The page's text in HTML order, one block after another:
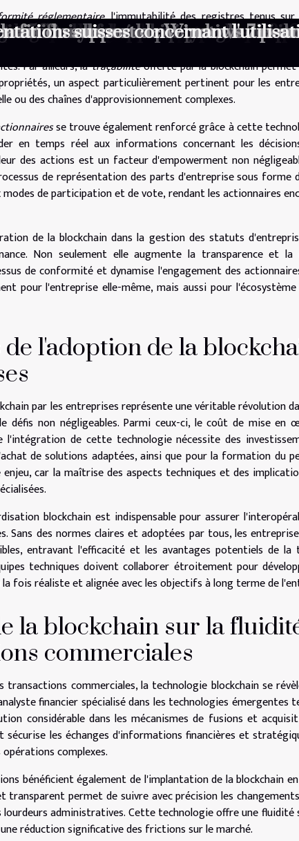
réglementaire, l'immutabilité des registres tenus
peuvent démontrer leur adhérence aux différentes
Ceci simplifie grandement les processus d'audit et
Par ailleurs, latraçabilitéofferte par la blockchain
un aspect particulièrement pertinent pour les
ou des chaînes d'approvisionnement complexes.
se trouve également renforcé grâce à cette
en temps réel aux informations concernant les
des actions est un facteur d'empowerment non
de représentation des parts d'entreprise sous forme
de participation et de vote, rendant les actionnaires
de la blockchain dans la gestion des statuts
Non seulement elle augmente la transparence et
de conformité et dynamise l'engagement des
pour l'entreprise elle-même, mais aussi pour
de l'adoption de la
par les entreprises représente une véritable révolution
défis non négligeables. Parmi ceux-ci, le coût de mise
l'intégration de cette technologie nécessite des
de solutions adaptées, ainsi que pour la formation du
car la maîtrise des aspects techniques et des
blockchain est indispensable pour assurer
Sans des normes claires et adoptées par tous, les
entravant l'efficacité et les avantages potentiels de la
techniques doivent collaborer étroitement pour
fois réaliste et alignée avec les objectifs à long terme de
la blockchain sur la
commerciales
transactions commerciales, la technologie blockchain se
financier spécialisé dans les technologies émergentes
considérable dans les mécanismes de fusions et
les échanges d'informations financières et
complexes.
bénéficient également de l'implantation de la blockchain
transparent permet de suivre avec précision les
administratives. Cette technologie offre une fluidité
réduction significative des frictions sur le marché.
: engagement authentique ou
seo et google ads dans une
pour une cuisine
tout en étant protégé : est-
quel impact sur le secteur de
meilleures pratiques
sur le développement web en
dans l'avancement des
5G transforme le paysage
en cybersécurité pour l'année
artificielle sur la protection des
fin du support de Windows 7
suisses concernant